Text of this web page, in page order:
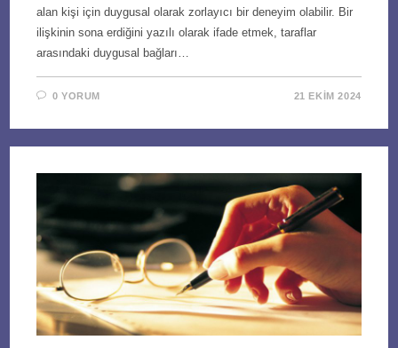
alan kişi için duygusal olarak zorlayıcı bir deneyim olabilir. Bir
ilişkinin sona erdiğini yazılı olarak ifade etmek, taraflar
arasındaki duygusal bağları…
0 YORUM 21 EKIM 2024